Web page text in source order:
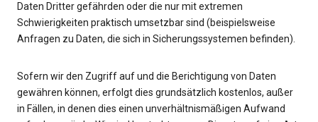
Daten Dritter gefährden oder die nur mit extremen
Schwierigkeiten praktisch umsetzbar sind (beispielsweise
Anfragen zu Daten, die sich in Sicherungssystemen befinden).
Sofern wir den Zugriff auf und die Berichtigung von Daten
gewähren können, erfolgt dies grundsätzlich kostenlos, außer
in Fällen, in denen dies einen unverhältnismäßigen Aufwand